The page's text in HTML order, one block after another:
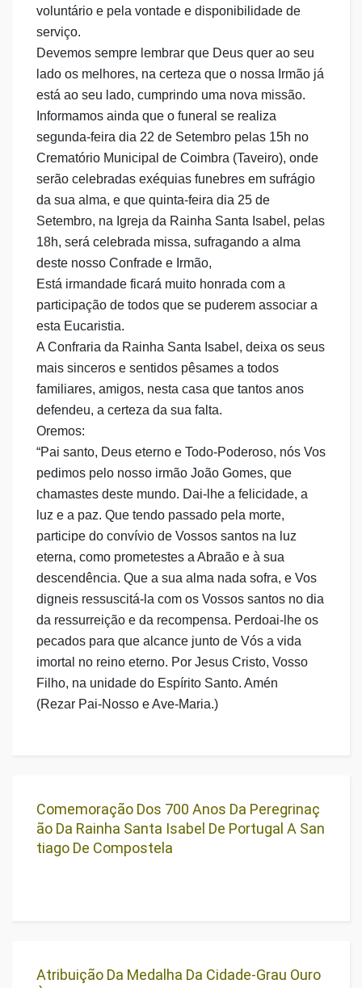
voluntário e pela vontade e disponibilidade de
serviço.
Devemos sempre lembrar que Deus quer ao seu
lado os melhores, na certeza que o nossa Irmão já
está ao seu lado, cumprindo uma nova missão.
Informamos ainda que o funeral se realiza
segunda-feira dia 22 de Setembro pelas 15h no
Crematório Municipal de Coimbra (Taveiro), onde
serão celebradas exéquias funebres em sufrágio
da sua alma, e que quinta-feira dia 25 de
Setembro, na Igreja da Rainha Santa Isabel, pelas
18h, será celebrada missa, sufragando a alma
deste nosso Confrade e Irmão,
Está irmandade ficará muito honrada com a
participação de todos que se puderem associar a
esta Eucaristia.
A Confraria da Rainha Santa Isabel, deixa os seus
mais sinceros e sentidos pêsames a todos
familiares, amigos, nesta casa que tantos anos
defendeu, a certeza da sua falta.
Oremos:
“Pai santo, Deus eterno e Todo-Poderoso, nós Vos
pedimos pelo nosso irmão João Gomes, que
chamastes deste mundo. Dai-lhe a felicidade, a
luz e a paz. Que tendo passado pela morte,
participe do convívio de Vossos santos na luz
eterna, como prometestes a Abraão e à sua
descendência. Que a sua alma nada sofra, e Vos
digneis ressuscitá-la com os Vossos santos no dia
da ressurreição e da recompensa. Perdoai-lhe os
pecados para que alcance junto de Vós a vida
imortal no reino eterno. Por Jesus Cristo, Vosso
Filho, na unidade do Espírito Santo. Amén
(Rezar Pai-Nosso e Ave-Maria.)
Comemoração Dos 700 Anos Da Peregrinaç
Ão Da Rainha Santa Isabel De Portugal A San
Tiago De Compostela
Atribuição Da Medalha Da Cidade-Grau Ouro